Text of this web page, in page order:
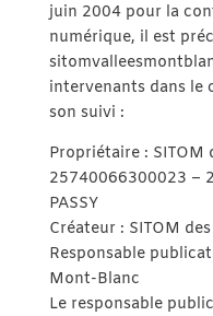
juin 2004 pour la
numérique, il est
intervenants dans le
son suivi :
Propriétaire : SITOM
25740066300023 –
PASSY
Créateur : SITOM
Responsable
Mont-Blanc
Le responsable